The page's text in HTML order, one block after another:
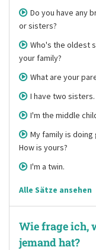
Do you have any
or sisters?
Who's the oldest
your family?
What are your
I have two sisters.
I'm the middle
My family is doing
How is yours?
I'm a twin.
Alle Sätze ansehen
Wie frage ich,
jemand hat?